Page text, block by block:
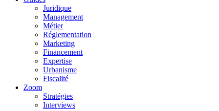
Juridique
Management
Métier
Réglementation
Marketing
Financement
Expertise
Urbanisme
Fiscalité
Zoom
Stratégies
Interviews